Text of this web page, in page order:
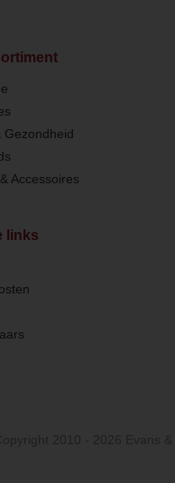
Gezondheid
Accessoires
links